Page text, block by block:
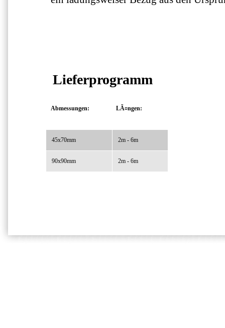
Lieferprogramm
Abmessungen: LÃ¤ngen:
45x70mm 2m - 6m
90x90mm 2m - 6m